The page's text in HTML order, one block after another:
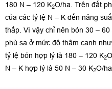
180 N – 120 K2O/ha. Trên đất
của các tỷ lệ N – K đến năng
thấp. Vì vậy chỉ nên bón 30 – 60
phù sa ở mức độ thâm canh
tỷ lệ bón hợp lý là 180 – 120 K2
N – K hợp lý là 50 N – 30 K2O/ha.